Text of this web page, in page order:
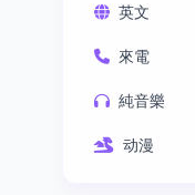
英文
來電
純音樂
动漫